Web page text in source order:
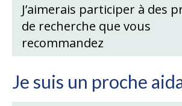
J’aimerais participer à des
de recherche que vous
recommandez
Je suis un proche